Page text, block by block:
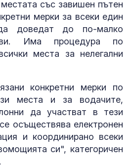
със завишен пътен
мерки за всеки един
доведат до по-малко
Има процедура по
места за нелегални
конкретни мерки по
места и за водачите,
да участват в тези
осъществява електронен
и координирано всеки
си", категоричен